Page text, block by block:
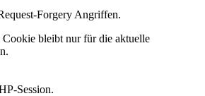
Forgery Angriffen.
Cookie bleibt nur für die aktuelle
Session.